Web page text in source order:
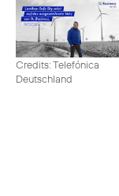
Credits: Telefónica
Deutschland